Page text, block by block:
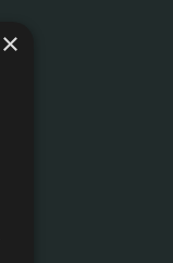
×